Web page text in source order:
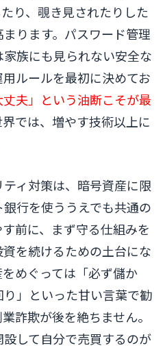
り、覗き見されたりした
ります。パスワード管理
族にも見られない安全な
ルールを最初に決めてお
丈夫」という油断こそが最
では、増やす技術以上に
ィ対策は、暗号資産に限
行を使ううえでも共通の
前に、まず守る仕組みを
を続けるための土台にな
めぐっては「必ず儲か
」といった甘い言葉で勧
詐欺が後を絶ちません。
して自分で売買するのが